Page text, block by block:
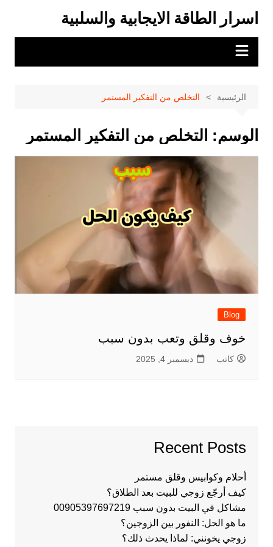
المحتوى
اسرار الطاقة الايجابية والسلبية
الرئيسية التخلص من التفكير المستمر
الوسم: التخلص من التفكير المستمر
Blog
خوف وقلق وتعب بدون سبب
كاتب ديسمبر 4, 2025
Recent Posts
أحلام وكوابيس وقلق مستمر
كيف أرجّع زوجي للبيت بعد الطلاق؟
مشاكل في البيت بدون سبب 00905397697219
ما هو الحل: النفور بين الزوجين؟
زوجي يخونني: لماذا يحدث ذلك؟